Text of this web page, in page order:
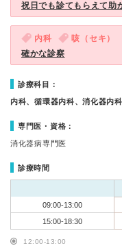
祝日でも診てもらえて助
内科 咳（セキ）
確かな診察
診療科目：
内科、循環器内科、消化器内
専門医・資格：
消化器病専門医
診療時間
09:00-13:00
15:00-18:30
12:00-13:00